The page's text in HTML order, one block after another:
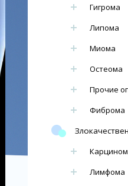
Гигрома
Липома
Миома
Остеома
Прочие
Фиброма
Лимфома